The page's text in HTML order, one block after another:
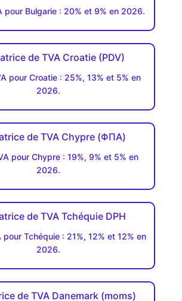
pour Bulgarie : 20% et 9% en 2026.
de TVA Croatie (PDV)
pour Croatie : 25%, 13% et 5% en
2026.
de TVA Chypre (ΦΠΑ)
pour Chypre : 19%, 9% et 5% en
2026.
de TVA Tchéquie DPH
pour Tchéquie : 21%, 12% et 12% en
2026.
de TVA Danemark (moms)